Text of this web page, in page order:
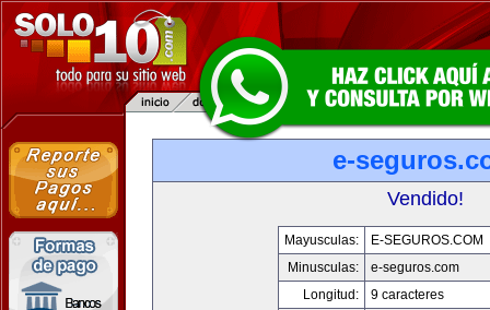
e-
Vendido!
Mayusculas:
E-SEGUROS.COM
Minusculas:
e-seguros.com
Longitud:
9 caracteres